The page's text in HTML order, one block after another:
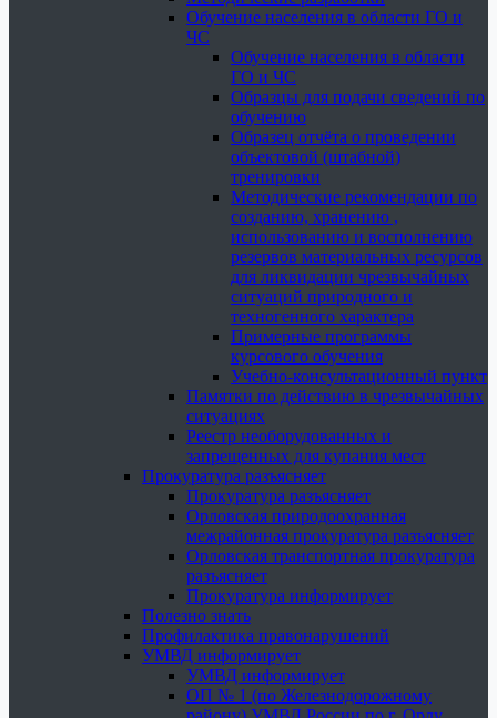
Обучение населения в области ГО и
ЧС
Обучение населения в области
ГО и ЧС
Образцы для подачи сведений по
обучению
Образец отчёта о проведении
объектовой (штабной)
тренировки
Методические рекомендации по
созданию, хранению ,
использованию и восполнению
резервов материальных ресурсов
для ликвидации чрезвычайных
ситуаций природного и
техногенного характера
Примерные программы
курсового обучения
Учебно-консультационный пункт
Памятки по действию в чрезвычайных
ситуациях
Реестр необорудованных и
запрещенных для купания мест
Прокуратура разъясняет
Прокуратура разъясняет
Орловская природоохранная
межрайонная прокуратура разъясняет
Орловская транспортная прокуратура
разъясняет
Прокуратура информирует
Полезно знать
Профилактика правонарушений
УМВД информирует
УМВД информирует
ОП № 1 (по Железнодорожному